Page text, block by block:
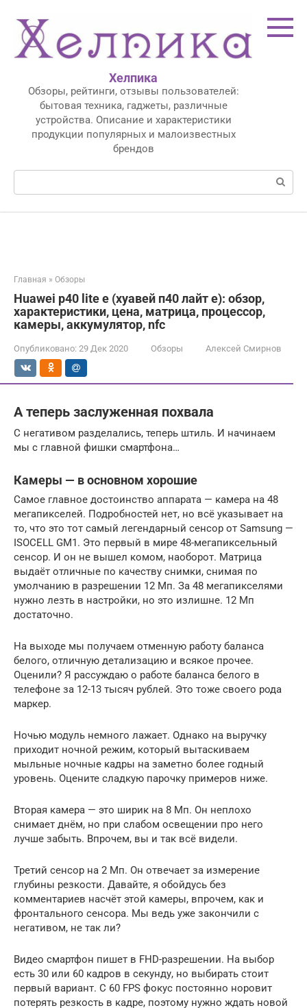
контенту
Хелпика
Обзоры, рейтинги, отзывы пользователей:
бытовая техника, гаджеты, различные
устройства. Описание и характеристики
продукции популярных и малоизвестных
брендов
Поиск:
Главная » Обзоры
Huawei p40 lite e (хуавей п40 лайт е): обзор,
характеристики, цена, матрица, процессор,
камеры, аккумулятор, nfc
Опубликовано: 29 Дек 2020 Обзоры Алексей Смирнов
А теперь заслуженная похвала
С негативом разделались, теперь штиль. И начинаем
мы с главной фишки смартфона…
Камеры — в основном хорошие
Самое главное достоинство аппарата — камера на 48
мегапикселей. Подробностей нет, но всё указывает на
то, что это тот самый легендарный сенсор от Samsung —
ISOCELL GM1. Это первый в мире 48-мегапиксельный
сенсор. И он не вышел комом, наоборот. Матрица
выдаёт отличные по качеству снимки, снимая по
умолчанию в разрешении 12 Мп. За 48 мегапикселями
нужно лезть в настройки, но это излишне. 12 Мп
достаточно.
На выходе мы получаем отменную работу баланса
белого, отличную детализацию и всякое прочее.
Оценили? Я рассуждаю о работе баланса белого в
телефоне за 12-13 тысяч рублей. Это тоже своего рода
маркер.
Ночью модуль немного лажает. Однако на выручку
приходит ночной режим, который вытаскиваем
мыльные ночные кадры на заметно более годный
уровень. Оцените сладкую парочку примеров ниже.
Вторая камера — это ширик на 8 Мп. Он неплохо
снимает днём, но при слабом освещении про него
лучше забыть. Впрочем, вы и так всё видели.
Третий сенсор на 2 Мп. Он отвечает за измерение
глубины резкости. Давайте, я обойдусь без
комментариев насчёт этой камеры, впрочем, как и
фронтального сенсора. Мы ведь уже закончили с
негативом, не так ли?
Видео смартфон пишет в FHD-разрешении. На выбор
есть 30 или 60 кадров в секунду, но выбирать стоит
первый вариант. С 60 FPS фокус постоянно норовит
потерять резкость в кадре, поэтому нужно ждать новой